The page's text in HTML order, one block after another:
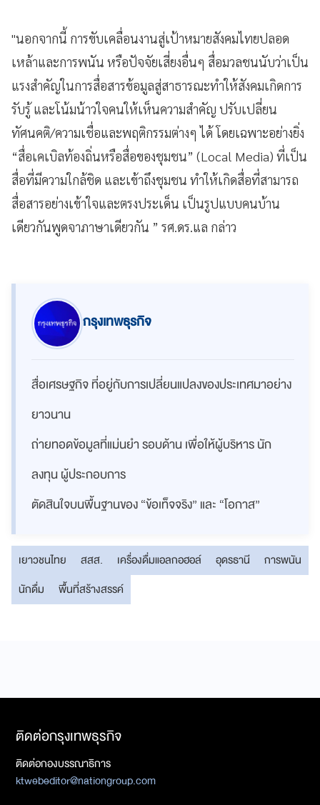
"นอกจากนี้ การขับเคลื่อนงานสู่เป้าหมายสังคมไทยปลอด
เหล้าและการพนัน หรือปัจจัยเสี่ยงอื่นๆ สื่อมวลชนนับว่าเป็น
แรงสำคัญในการสื่อสารข้อมูลสู่สาธารณะทำให้สังคมเกิดการ
รับรู้ และโน้มน้าวใจคนให้เห็นความสำคัญ ปรับเปลี่ยน
ทัศนคติ/ความเชื่อและพฤติกรรมต่างๆ ได้ โดยเฉพาะอย่างยิ่ง
“สื่อเคเบิลท้องถิ่นหรือสื่อของชุมชน” (Local Media) ที่เป็น
สื่อที่มีความใกล้ชิด และเข้าถึงชุมชน ทำให้เกิดสื่อที่สามารถ
สื่อสารอย่างเข้าใจและตรงประเด็น เป็นรูปแบบคนบ้าน
เดียวกันพูดจาภาษาเดียวกัน ” รศ.ดร.แล กล่าว
กรุงเทพธุรกิจ
สื่อเศรษฐกิจ ที่อยู่กับการเปลี่ยนแปลงของประเทศมาอย่าง
ยาวนาน
ถ่ายทอดข้อมูลที่แม่นยำ รอบด้าน เพื่อให้ผู้บริหาร นัก
ลงทุน ผู้ประกอบการ
ตัดสินใจบนพื้นฐานของ “ข้อเท็จจริง” และ “โอกาส”
เยาวชนไทย สสส. เครื่องดื่มแอลกอฮอล์ อุดรธานี
การพนัน
นักดื่ม
พื้นที่สร้างสรรค์
ติดต่อกรุงเทพธุรกิจ
ติดต่อกองบรรณาธิการ
ktwebeditor@nationgroup.com